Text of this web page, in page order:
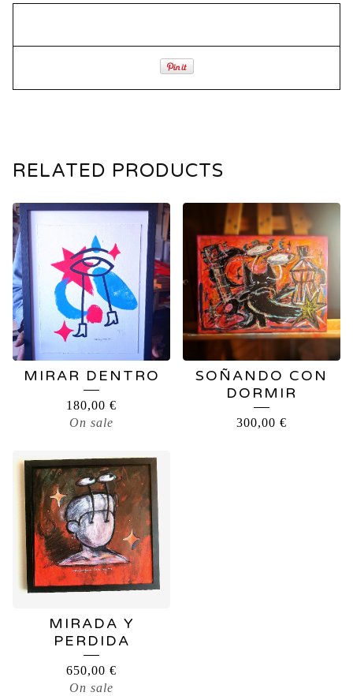
RELATED PRODUCTS
MIRAR DENTRO
180,00 €
On sale
SOÑANDO CON
DORMIR
300,00 €
MIRADA Y
PERDIDA
650,00 €
On sale